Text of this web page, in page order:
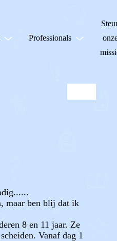
Professionals
maar ben blij dat ik
8 en 11 jaar. Ze
Vanaf dag 1